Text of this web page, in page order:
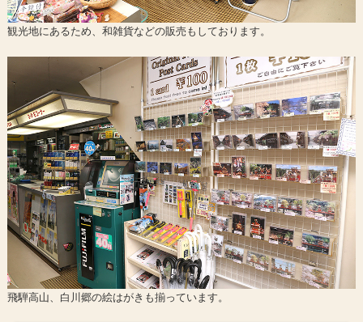
観光地にあるため、和雑貨などの販売もしております。
飛騨高山、白川郷の絵はがきも揃っています。